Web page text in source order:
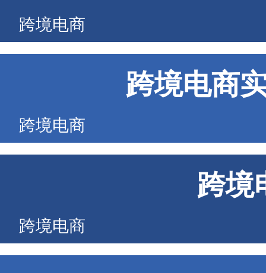
跨境电商
跨境电商
跨境电商
跨境
跨境电商